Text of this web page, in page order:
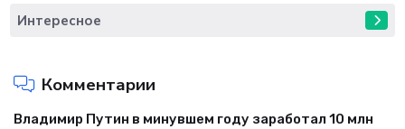
Интересное
Комментарии
Владимир Путин в минувшем году заработал 10 млн